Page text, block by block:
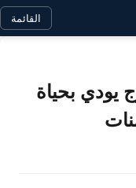
القائمة
يودي بحياة